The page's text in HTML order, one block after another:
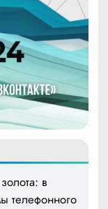
в
телефонного